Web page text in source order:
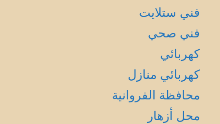
فني ستلايت
فني صحي
كهربائي
كهربائي منازل
محافظة الفروانية
محل أزهار